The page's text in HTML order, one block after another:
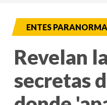
ENTES
Revelan
secretas